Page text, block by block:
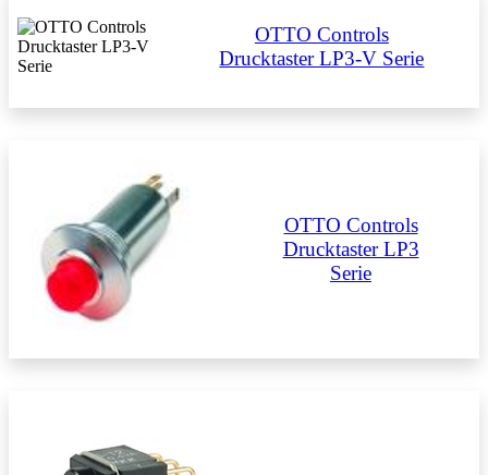
OTTO Controls
Drucktaster LP3-V Serie
OTTO Controls
Drucktaster LP3
Serie